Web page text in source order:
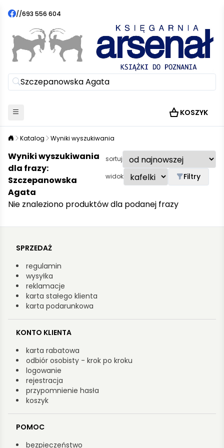
//693 556 604
KOSZYK
Katalog Wyniki wyszukiwania
Wyniki wyszukiwania
dla frazy:
Szczepanowska
Agata
sortuj
widok Filtry
Nie znaleziono produktów dla podanej frazy
SPRZEDAŻ
regulamin
wysyłka
reklamacje
karta stałego klienta
karta podarunkowa
KONTO KLIENTA
karta rabatowa
odbiór osobisty - krok po kroku
logowanie
rejestracja
przypomnienie hasła
koszyk
POMOC
bezpieczeństwo